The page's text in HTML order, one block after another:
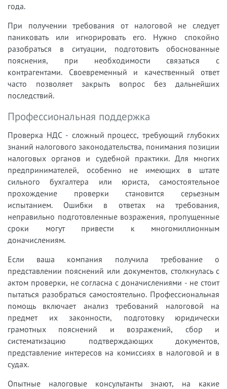
года.
При получении требования от налоговой не следует
паниковать или игнорировать его. Нужно спокойно
разобраться в ситуации, подготовить обоснованные
пояснения, при необходимости связаться с
контрагентами. Своевременный и качественный ответ
часто позволяет закрыть вопрос без дальнейших
последствий.
Профессиональная поддержка
Проверка НДС - сложный процесс, требующий глубоких
знаний налогового законодательства, понимания позиции
налоговых органов и судебной практики. Для многих
предпринимателей, особенно не имеющих в штате
сильного бухгалтера или юриста, самостоятельное
прохождение проверки становится серьезным
испытанием. Ошибки в ответах на требования,
неправильно подготовленные возражения, пропущенные
сроки могут привести к многомиллионным
доначислениям.
Если ваша компания получила требование о
представлении пояснений или документов, столкнулась с
актом проверки, не согласна с доначислениями - не стоит
пытаться разобраться самостоятельно. Профессиональная
помощь включает анализ требований налоговой на
предмет их законности, подготовку юридически
грамотных пояснений и возражений, сбор и
систематизацию подтверждающих документов,
представление интересов на комиссиях в налоговой и в
судах.
Опытные налоговые консультанты знают, на какие